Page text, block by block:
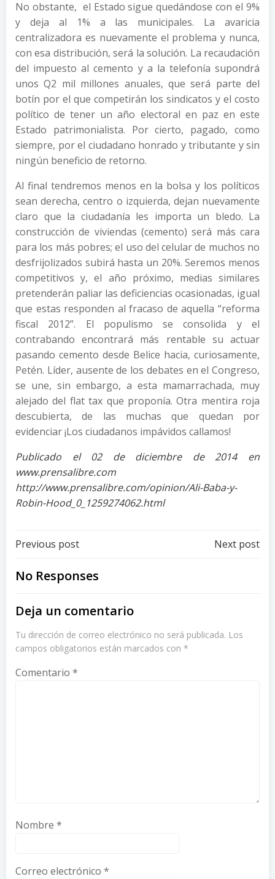
No obstante, el Estado sigue quedándose con el 9%
y deja al 1% a las municipales. La avaricia
centralizadora es nuevamente el problema y nunca,
con esa distribución, será la solución. La recaudación
del impuesto al cemento y a la telefonía supondrá
unos Q2 mil millones anuales, que será parte del
botín por el que competirán los sindicatos y el costo
político de tener un año electoral en paz en este
Estado patrimonialista. Por cierto, pagado, como
siempre, por el ciudadano honrado y tributante y sin
ningún beneficio de retorno.
Al final tendremos menos en la bolsa y los políticos
sean derecha, centro o izquierda, dejan nuevamente
claro que la ciudadanía les importa un bledo. La
construcción de viviendas (cemento) será más cara
para los más pobres; el uso del celular de muchos no
desfrijolizados subirá hasta un 20%. Seremos menos
competitivos y, el año próximo, medias similares
pretenderán paliar las deficiencias ocasionadas, igual
que estas responden al fracaso de aquella “reforma
fiscal 2012”. El populismo se consolida y el
contrabando encontrará más rentable su actuar
pasando cemento desde Belice hacia, curiosamente,
Petén. Líder, ausente de los debates en el Congreso,
se une, sin embargo, a esta mamarrachada, muy
alejado del flat tax que proponía. Otra mentira roja
descubierta, de las muchas que quedan por
evidenciar ¡Los ciudadanos impávidos callamos!
Publicado el 02 de diciembre de 2014 en
www.prensalibre.com
http://www.prensalibre.com/opinion/Ali-Baba-y-
Robin-Hood_0_1259274062.html
Post
navigation
Previous post Next post
No Responses
Deja un comentario
Tu dirección de correo electrónico no será publicada. Los
campos obligatorios están marcados con *
Comentario *
Nombre *
Correo electrónico *